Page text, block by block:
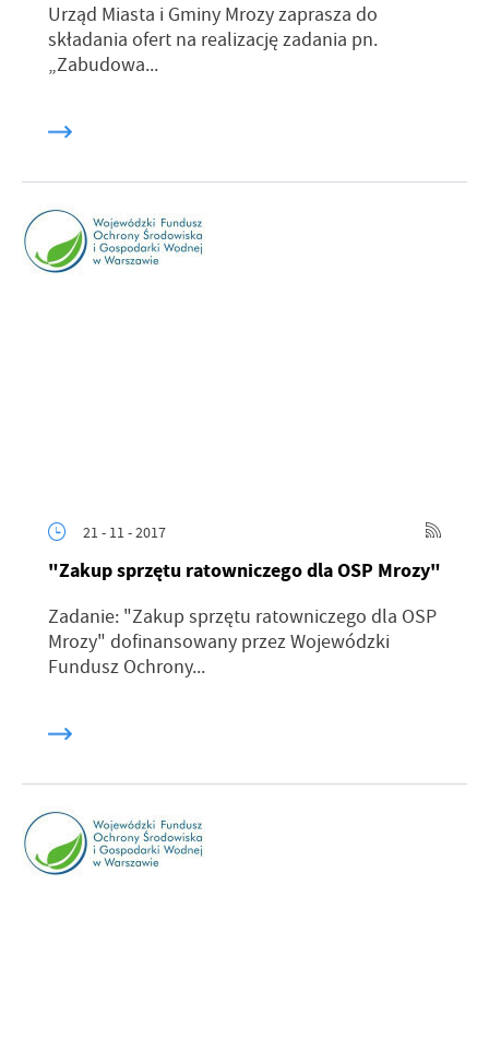
Urząd Miasta i Gminy Mrozy zaprasza do
składania ofert na realizację zadania pn.
„Zabudowa...
21 - 11 - 2017
"Zakup sprzętu ratowniczego dla OSP Mrozy"
Zadanie: "Zakup sprzętu ratowniczego dla OSP
Mrozy" dofinansowany przez Wojewódzki
Fundusz Ochrony...